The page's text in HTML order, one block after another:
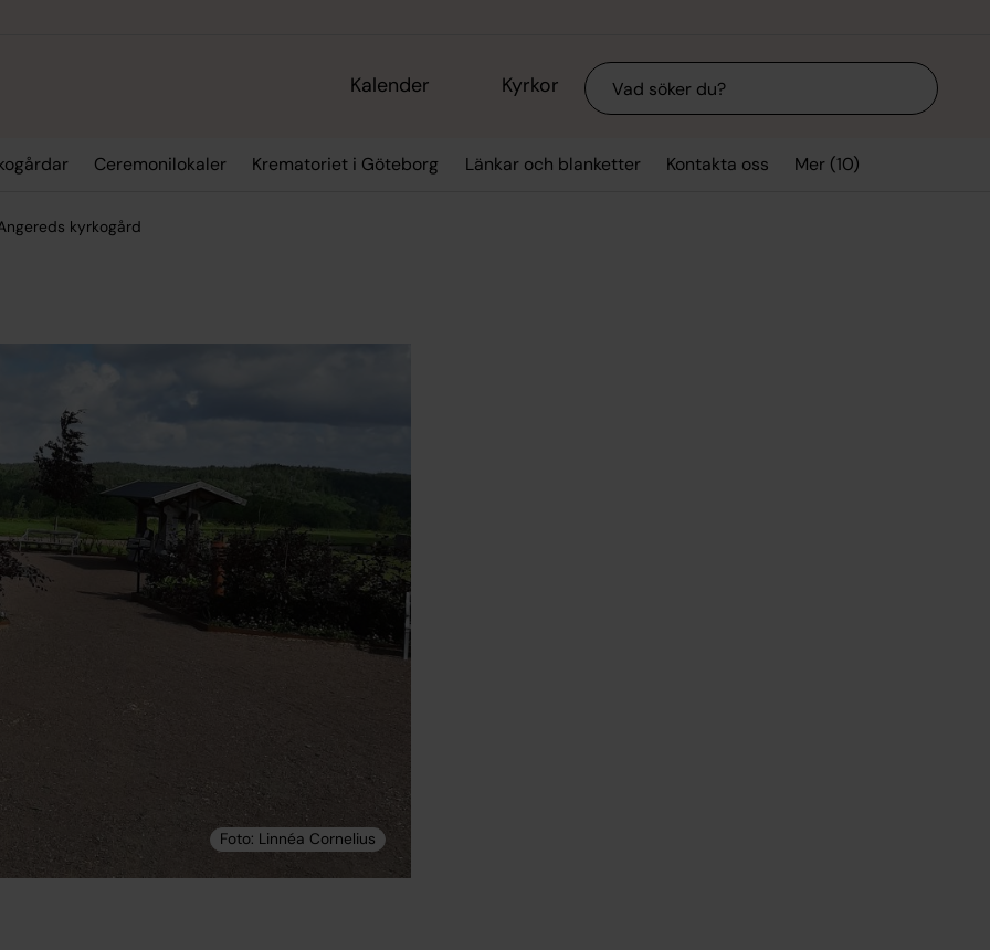
Kalender Kyrkor Sök
Ceremonilokaler Krematoriet i Göteborg Länkar och blanketter Kontakta oss Mer (10)
kyrkogård